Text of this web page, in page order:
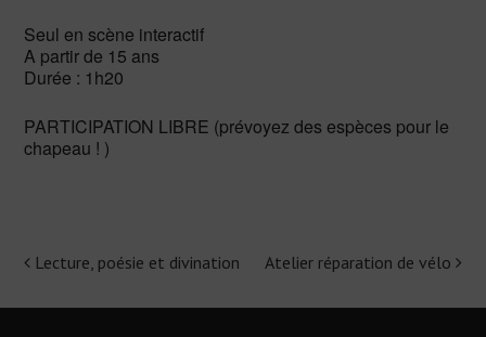
Seul en scène interactif
A partir de 15 ans
Durée : 1h20
PARTICIPATION LIBRE (prévoyez des espèces pour le
chapeau ! )
Navigation
de
Lecture, poésie et divination Atelier réparation de vélo